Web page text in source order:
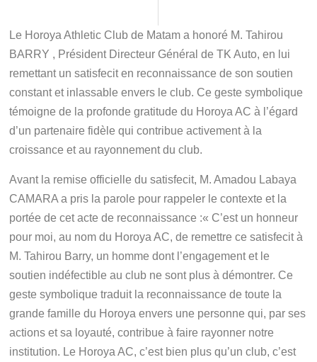
Le Horoya Athletic Club de Matam a honoré M. Tahirou
BARRY , Président Directeur Général de TK Auto, en lui
remettant un satisfecit en reconnaissance de son soutien
constant et inlassable envers le club. Ce geste symbolique
témoigne de la profonde gratitude du Horoya AC à l’égard
d’un partenaire fidèle qui contribue activement à la
croissance et au rayonnement du club.
Avant la remise officielle du satisfecit, M. Amadou Labaya
CAMARA a pris la parole pour rappeler le contexte et la
portée de cet acte de reconnaissance :« C’est un honneur
pour moi, au nom du Horoya AC, de remettre ce satisfecit à
M. Tahirou Barry, un homme dont l’engagement et le
soutien indéfectible au club ne sont plus à démontrer. Ce
geste symbolique traduit la reconnaissance de toute la
grande famille du Horoya envers une personne qui, par ses
actions et sa loyauté, contribue à faire rayonner notre
institution. Le Horoya AC, c’est bien plus qu’un club, c’est